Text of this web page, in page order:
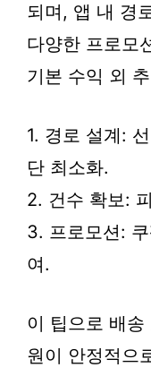
되며, 앱 내 경
다양한 프로모
기본 수익 외
1. 경로 설계:
단 최소화.
2. 건수 확보:
3. 프로모션:
여.
이 팁으로 배
원이 안정적으